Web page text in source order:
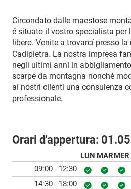
Circondato dalle maestose
é situato il vostro specialista per
libero. Venite a trovarcí presso la
Cadipietra. La nostra impresa
negli ultimi anni in
scarpe da montagna nonché
ai nostri clienti una consulenza
professionale.
Orari d'appertura:
LUN MARMER
09:00 - 12:30
14:30 - 18:00